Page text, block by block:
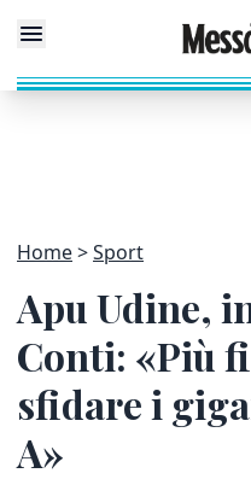
Home Sport
Apu Udine,
Conti: «Più
sfidare i
A»